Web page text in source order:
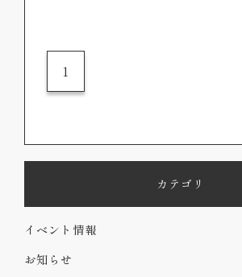
1
カテゴリ
イベント情報
お知らせ